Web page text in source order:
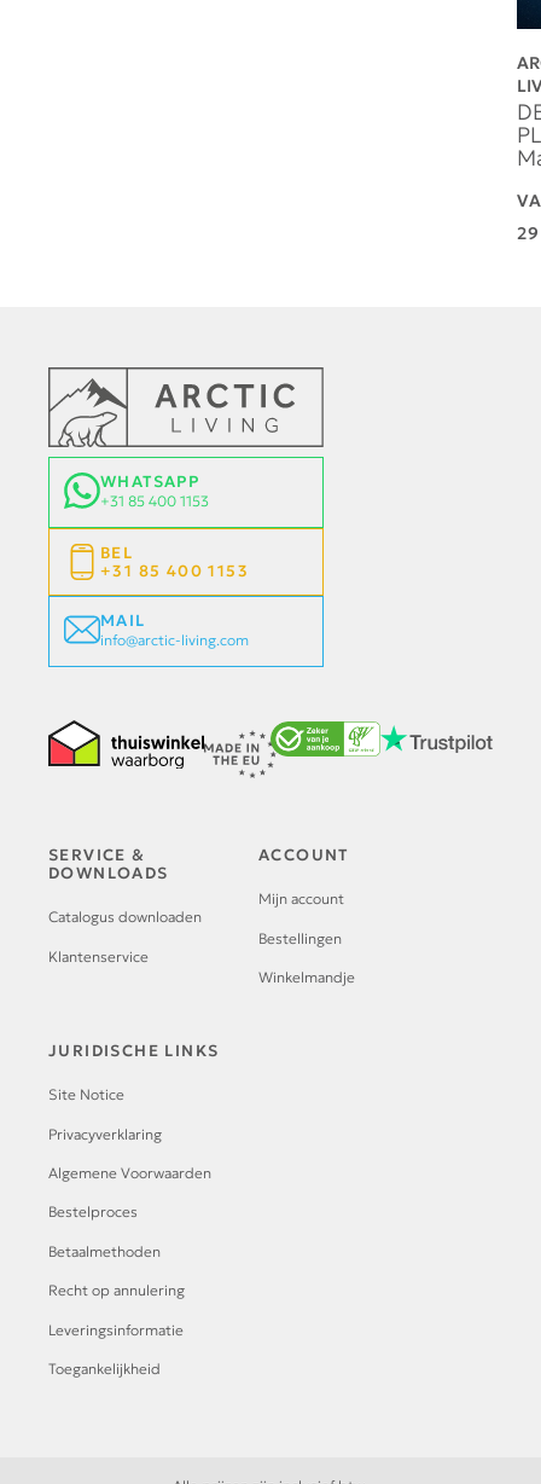
WHATSAPP
+31 85 400 1153
BEL
+31 85 400 1153
MAIL
info@arctic-living.com
SERVICE &
DOWNLOADS
Catalogus downloaden
Klantenservice
ACCOUNT
Mijn account
Bestellingen
Winkelmandje
JURIDISCHE LINKS
Site Notice
Privacyverklaring
Algemene Voorwaarden
Bestelproces
Betaalmethoden
Recht op annulering
Leveringsinformatie
Toegankelijkheid